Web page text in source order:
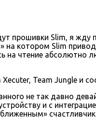
прошивки Slim, я
на котором Slim
чтение абсолютно
Team Jungle и
не так давно
и с